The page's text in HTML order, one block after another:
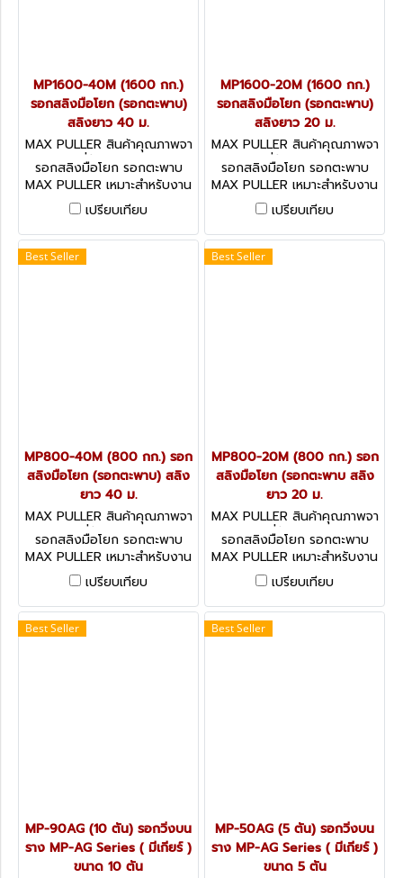
MP1600-40M (1600 กก.)
รอกสลิงมือโยก (รอกตะพาบ)
สลิงยาว 40 ม.
MAX PULLER สินค้าคุณภาพจา
กประเทศญี่ปุ่น MP1600-40M
รอกสลิงมือโยก รอกตะพาบ
MAX PULLER เหมาะสำหรับงาน
ด้านก่อสร้าง, งาน
สาธารณูปโภค, งานเหมือง, งาน
อู่เรือ, งานวางท่อ, งานด้าน
การเกษตร, งานบริการกู้ภัย,
งานโรงงาน, งานติดตั้งบันได
เปรียบเทียบ
MP1600-20M (1600 กก.)
รอกสลิงมือโยก (รอกตะพาบ)
สลิงยาว 20 ม.
MAX PULLER สินค้าคุณภาพจา
กประเทศญี่ปุ่น MP1600-20M
รอกสลิงมือโยก รอกตะพาบ
MAX PULLER เหมาะสำหรับงาน
ด้านก่อสร้าง, งาน
สาธารณูปโภค, งานเหมือง, งาน
อู่เรือ, งานวางท่อ, งานด้าน
การเกษตร, งานบริการกู้ภัย,
งานโรงงาน, งานติดตั้งบันได
เปรียบเทียบ
Best Seller
MP800-40M (800 กก.) รอก
สลิงมือโยก (รอกตะพาบ) สลิง
ยาว 40 ม.
MAX PULLER สินค้าคุณภาพจา
กประเทศญี่ปุ่น MP800-40M
รอกสลิงมือโยก รอกตะพาบ
MAX PULLER เหมาะสำหรับงาน
ด้านก่อสร้าง, งาน
สาธารณูปโภค, งานเหมือง, งาน
อู่เรือ, งานวางท่อ, งานด้าน
การเกษตร, งานบริการกู้ภัย,
งานโรงงาน, งานติดตั้งบันได
เปรียบเทียบ
Best Seller
MP800-20M (800 กก.) รอก
สลิงมือโยก (รอกตะพาบ สลิง
ยาว 20 ม.
MAX PULLER สินค้าคุณภาพจา
กประเทศญี่ปุ่น MP800-20M
รอกสลิงมือโยก รอกตะพาบ
MAX PULLER เหมาะสำหรับงาน
ด้านก่อสร้าง, งาน
สาธารณูปโภค, งานเหมือง, งาน
อู่เรือ, งานวางท่อ, งานด้าน
การเกษตร, งานบริการกู้ภัย,
งานโรงงาน, งานติดตั้งบันได
เปรียบเทียบ
Best Seller
MP-90AG (10 ตัน) รอกวิ่งบน
ราง MP-AG Series ( มีเกียร์ )
ขนาด 10 ตัน
Best Seller
MP-50AG (5 ตัน) รอกวิ่งบน
ราง MP-AG Series ( มีเกียร์ )
ขนาด 5 ตัน